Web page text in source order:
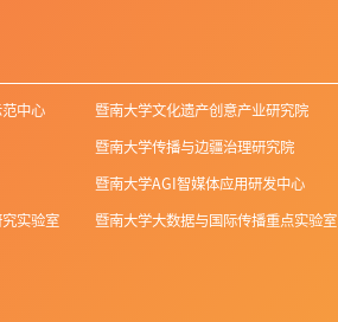
中心 暨南大学文化遗产创意产业研究院
暨南大学传播与边疆治理研究院
暨南大学AGI智媒体应用研发中心
实验室 暨南大学大数据与国际传播重点实验室